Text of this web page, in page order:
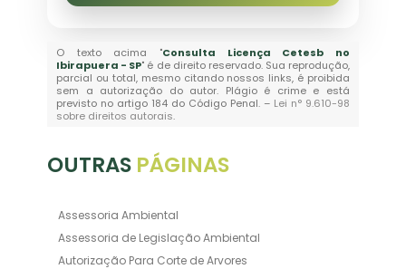
O texto acima "Consulta Licença Cetesb no
Ibirapuera - SP" é de direito reservado. Sua reprodução,
parcial ou total, mesmo citando nossos links, é proibida
sem a autorização do autor. Plágio é crime e está
previsto no artigo 184 do Código Penal. – Lei n° 9.610-98
sobre direitos autorais.
OUTRAS PÁGINAS
Assessoria Ambiental
Assessoria de Legislação Ambiental
Autorização Para Corte de Arvores